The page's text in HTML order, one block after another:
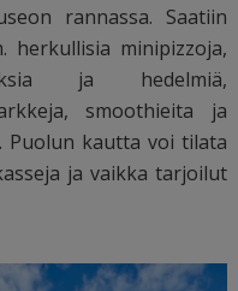
rannassa. Saatiin
herkullisia minipizzoja,
ja hedelmiä,
smoothieita ja
Puolun kautta voi tilata
ja vaikka tarjoilut